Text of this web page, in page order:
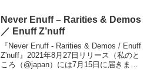
Never Enuff – Rarities & Demos
／ Enuff Z’nuff
『Never Enuff - Rarities & Demos / Enuff
Z'nuff』2021年8月27日リリース（私のと
ころ（@japan）には7月15日に届きまし